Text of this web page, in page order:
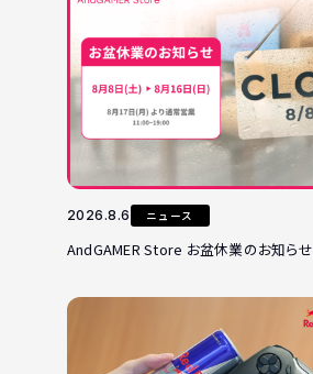
2026.8.6 ニュース
AndGAMER Store お盆休業のお知らせ